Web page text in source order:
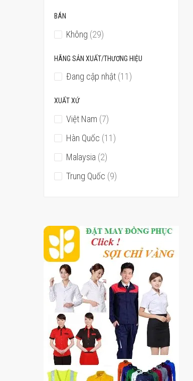
BÁN
Không 29sản
HÃNG SẢN XUẤT/THƯƠNG HIỆU
Đang cập nhật 11sản
XUẤT XỨ
Việt Nam 7sản
phẩm
Hàn Quốc 11sản
Malaysia 2sản
phẩm
Trung Quốc 9sản